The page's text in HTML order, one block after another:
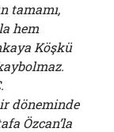
tamamı,
hem
Köşkü
döneminde
Özcan’la